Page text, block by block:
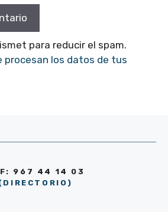
para reducir el spam.
procesan los datos de tus
967 44 14 03